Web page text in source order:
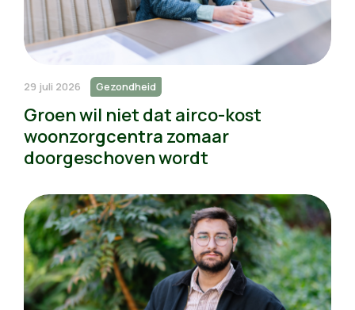
29 juli 2026 Gezondheid
Groen wil niet dat airco-kost
woonzorgcentra zomaar
doorgeschoven wordt